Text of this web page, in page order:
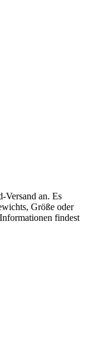
Versand an. Es
Größe oder
findest